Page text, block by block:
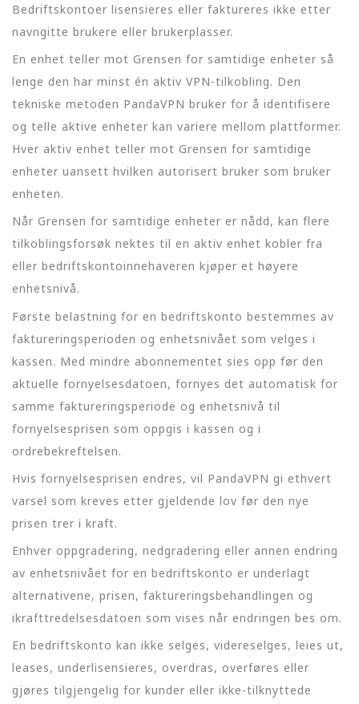
Bedriftskontoer lisensieres eller faktureres ikke etter
navngitte brukere eller brukerplasser.
En enhet teller mot Grensen for samtidige enheter så
lenge den har minst én aktiv VPN-tilkobling. Den
tekniske metoden PandaVPN bruker for å identifisere
og telle aktive enheter kan variere mellom plattformer.
Hver aktiv enhet teller mot Grensen for samtidige
enheter uansett hvilken autorisert bruker som bruker
enheten.
Når Grensen for samtidige enheter er nådd, kan flere
tilkoblingsforsøk nektes til en aktiv enhet kobler fra
eller bedriftskontoinnehaveren kjøper et høyere
enhetsnivå.
Første belastning for en bedriftskonto bestemmes av
faktureringsperioden og enhetsnivået som velges i
kassen. Med mindre abonnementet sies opp før den
aktuelle fornyelsesdatoen, fornyes det automatisk for
samme faktureringsperiode og enhetsnivå til
fornyelsesprisen som oppgis i kassen og i
ordrebekreftelsen.
Hvis fornyelsesprisen endres, vil PandaVPN gi ethvert
varsel som kreves etter gjeldende lov før den nye
prisen trer i kraft.
Enhver oppgradering, nedgradering eller annen endring
av enhetsnivået for en bedriftskonto er underlagt
alternativene, prisen, faktureringsbehandlingen og
ikrafttredelsesdatoen som vises når endringen bes om.
En bedriftskonto kan ikke selges, videreselges, leies ut,
leases, underlisensieres, overdras, overføres eller
gjøres tilgjengelig for kunder eller ikke-tilknyttede